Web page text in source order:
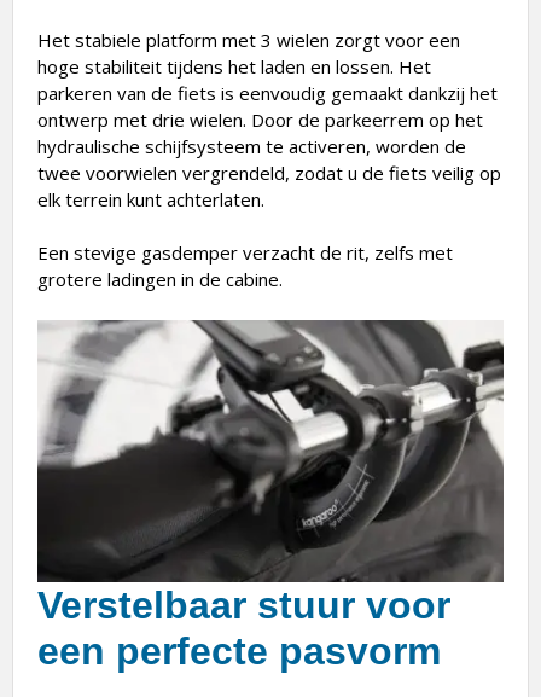
Het stabiele platform met 3 wielen zorgt voor een
hoge stabiliteit tijdens het laden en lossen. Het
parkeren van de fiets is eenvoudig gemaakt dankzij het
ontwerp met drie wielen. Door de parkeerrem op het
hydraulische schijfsysteem te activeren, worden de
twee voorwielen vergrendeld, zodat u de fiets veilig op
elk terrein kunt achterlaten.
Een stevige gasdemper verzacht de rit, zelfs met
grotere ladingen in de cabine.
Verstelbaar stuur voor
een perfecte pasvorm